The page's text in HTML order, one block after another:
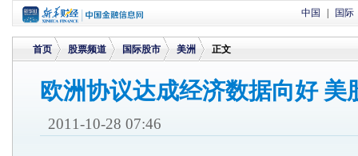
中国 国际
首页
>
股票频道
>
国际股市 美洲 正文
欧洲协议达成经济数据向好 美
2011-10-28 07:46